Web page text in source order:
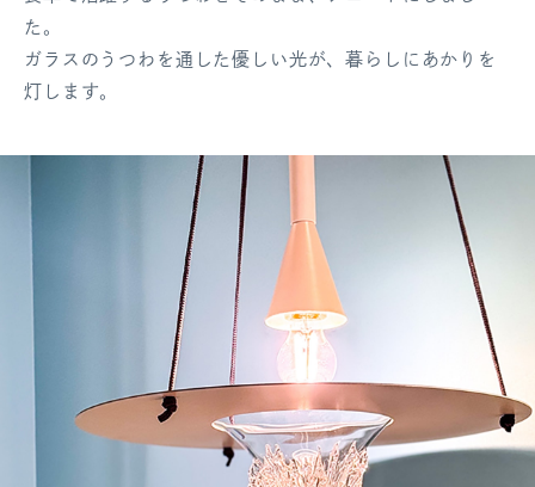
た。
ガラスのうつわを通した優しい光が、暮らしにあかりを
灯します。